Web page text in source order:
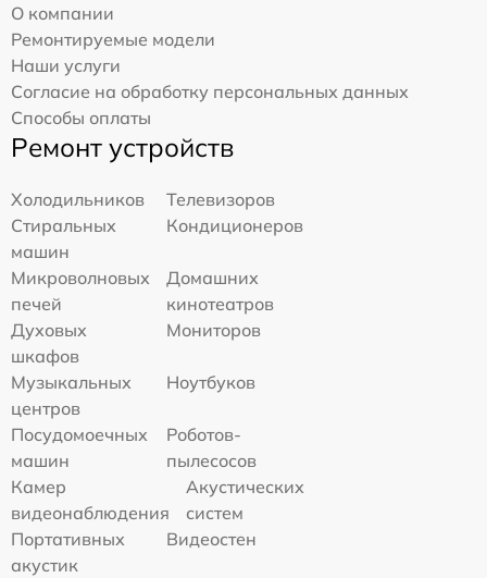
О компании
Ремонтируемые модели
Наши услуги
Согласие на обработку персональных данных
Способы оплаты
Ремонт устройств
Холодильников
Телевизоров
Стиральных
машин
Кондиционеров
Микроволновых
печей
Домашних
кинотеатров
Духовых
шкафов
Мониторов
Музыкальных
центров
Ноутбуков
Посудомоечных
машин
Роботов-
пылесосов
Камер
видеонаблюдения
Акустических
систем
Портативных
акустик
Видеостен